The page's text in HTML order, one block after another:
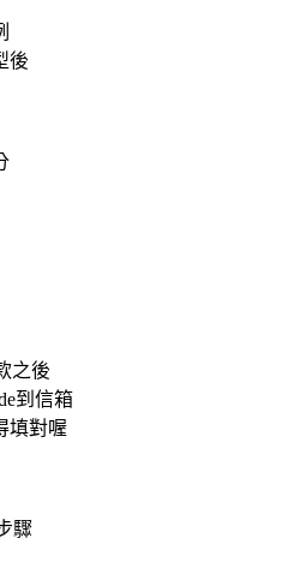
後
之後
到信箱
填對喔
驟